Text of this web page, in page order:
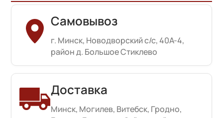
Самовывоз
г. Минск, Новодворский с/с, 40А-4,
район д. Большое Стиклево
Доставка
Минск, Могилев, Витебск, Гродно,